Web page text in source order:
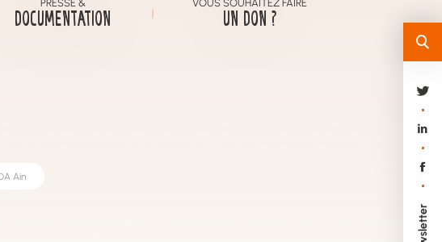
DOCUMENTATION UN DON ?
Ain